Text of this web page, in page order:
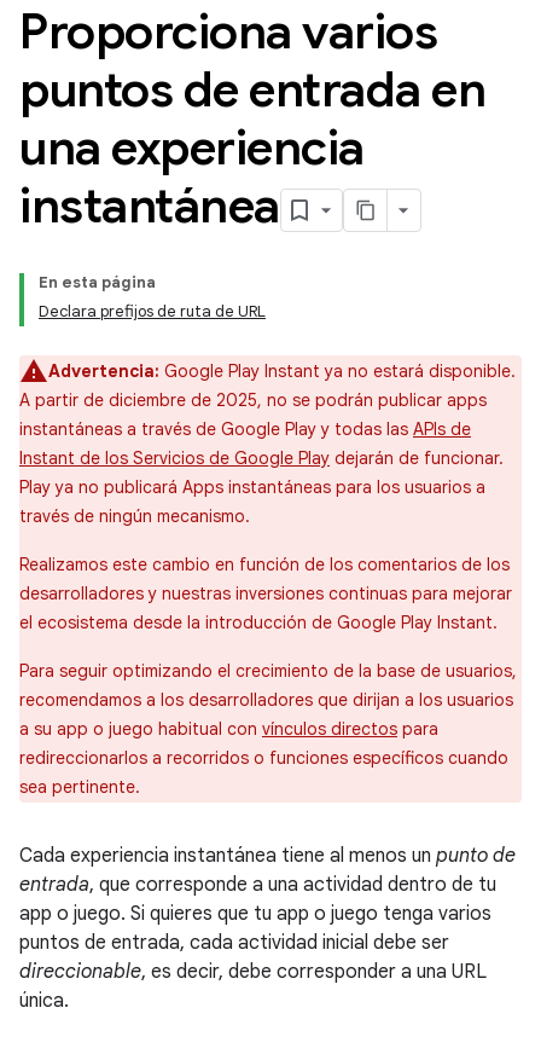
Proporciona varios
puntos de entrada en
una experiencia
instantánea
En esta página
Declara prefijos de ruta de URL
Advertencia: Google Play Instant ya no estará disponible.
A partir de diciembre de 2025, no se podrán publicar apps
instantáneas a través de Google Play y todas las APIs de
Instant de los Servicios de Google Play dejarán de funcionar.
Play ya no publicará Apps instantáneas para los usuarios a
través de ningún mecanismo.
Realizamos este cambio en función de los comentarios de los
desarrolladores y nuestras inversiones continuas para mejorar
el ecosistema desde la introducción de Google Play Instant.
Para seguir optimizando el crecimiento de la base de usuarios,
recomendamos a los desarrolladores que dirijan a los usuarios
a su app o juego habitual con vínculos directos para
redireccionarlos a recorridos o funciones específicos cuando
sea pertinente.
Cada experiencia instantánea tiene al menos un punto de
entrada, que corresponde a una actividad dentro de tu
app o juego. Si quieres que tu app o juego tenga varios
puntos de entrada, cada actividad inicial debe ser
direccionable, es decir, debe corresponder a una URL
única.